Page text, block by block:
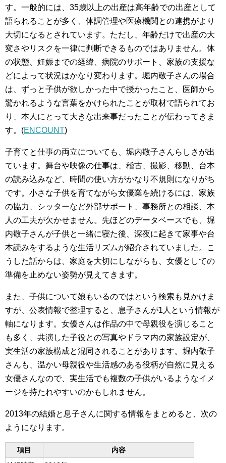
す。一般的には、35歳以上の出産は高年齢での出産として
語られることが多く、体調管理や医療機関との連携がより
大切になるとされています。ただし、年齢だけで出産の大
変さやリスクを一律に判断できるものではありません。体
の状態、妊娠までの経緯、病院のサポート、家族の支援な
どによって状況はかなり変わります。堀内敬子さんの場合
は、ずっと子供が欲しかった中で授かったこと、医師から
驚かれるような言葉をかけられたことが取材で語られてお
り、本人にとって大きな出来事だったことが伝わってきま
す。(ENCOUNT)
子育てと仕事の両立についても、堀内敬子さんらしさが出
ています。舞台や映像の仕事は、稽古、撮影、移動、台本
の読み込みなど、時間の使い方がかなり不規則になりがち
です。小さな子供を育てながら女優業を続けるには、家族
の協力、シッターなど外部サポート、事務所との相談、本
人の工夫が欠かせません。先ほどのデータベースでも、堀
内敬子さんが子供と一緒に寝た後、深夜に起きて家事や台
本読みをするような生活リズムが紹介されていました。こ
うした話からは、家庭を大切にしながらも、女優としての
準備を止めない姿勢が見えてきます。
また、子供について娘もいるのではという検索も見かけま
すが、公表情報で整理すると、息子さんが1人という情報が
軸になります。女優さんは作品の中で母親役を演じること
も多く、共演した子役との写真やドラマ内の家族設定が、
実生活の家族構成と混同されることがあります。堀内敬子
さんも、温かい母親役や生活感のある役柄が自然に見える
女優さんなので、実生活でも複数の子供がいるようなイメ
ージを持たれやすいのかもしれません。
2013年の結婚と息子さんに関する情報をまとめると、次の
ようになります。
項目
内容